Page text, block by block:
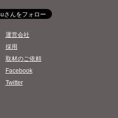
運営会社
採用
取材のご依頼
Facebook
Twitter